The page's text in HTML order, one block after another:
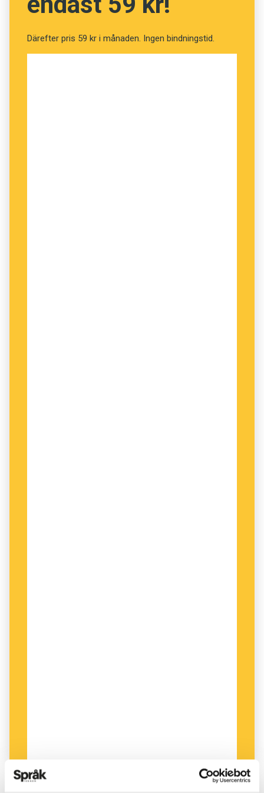
Magnus Levin, Linnéuniversitetet
Därefter pris 59 kr i månaden. Ingen bindningstid.